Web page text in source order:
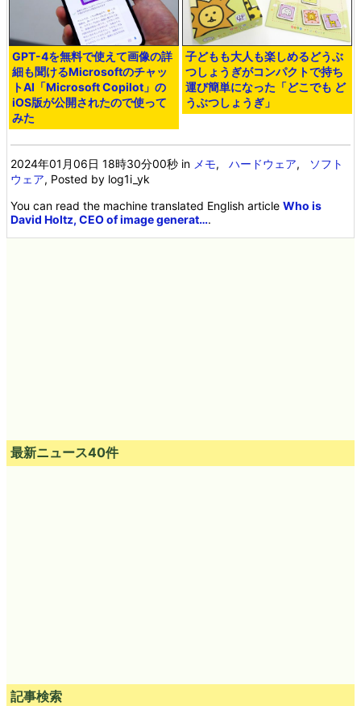
GPT-4を無料で使えて画像の詳
細も聞けるMicrosoftのチャッ
トAI「Microsoft Copilot」の
iOS版が公開されたので使って
みた
子どもも大人も楽しめるどうぶ
つしょうぎがコンパクトで持ち
運び簡単になった「どこでも ど
うぶつしょうぎ」
2024年01月06日 18時30分00秒 in メモ,ハードウェア,
ソフト
ウェア, Posted by log1i_yk
You can read the machine translated English articleWho is
David Holtz, CEO of image generat….
最新ニュース40件
記事検索